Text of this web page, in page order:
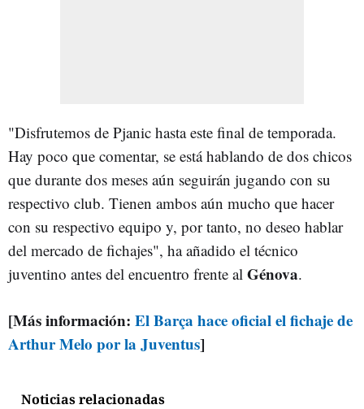
"Disfrutemos de Pjanic hasta este final de temporada.
Hay poco que comentar, se está hablando de dos chicos
que durante dos meses aún seguirán jugando con su
respectivo club. Tienen ambos aún mucho que hacer
con su respectivo equipo y, por tanto, no deseo hablar
del mercado de fichajes", ha añadido el técnico
juventino antes del encuentro frente al Génova.
[Más información: El Barça hace oficial el fichaje de
Arthur Melo por la Juventus]
Noticias relacionadas